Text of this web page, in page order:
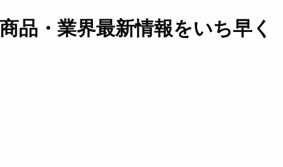
品・業界最新情報をいち早く